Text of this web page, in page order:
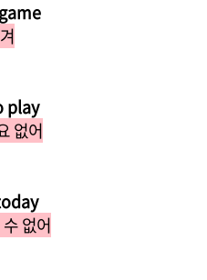
play
없어
없어